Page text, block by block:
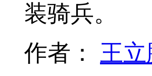
装骑兵。
作者： 王立